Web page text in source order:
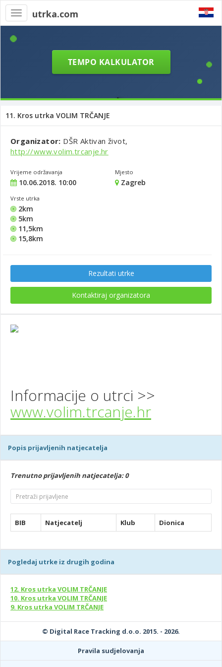
Toggle
navigation
utrka.com
11. Kros utrka VOLIM TRČANJE
Organizator: DŠR Aktivan život,
http://www.volim.trcanje.hr
Vrijeme održavanja
10.06.2018. 10:00
Mjesto
Zagreb
Vrste utrka
2km
5km
11,5km
15,8km
Rezultati utrke
Kontaktiraj organizatora
Informacije o utrci >>
www.volim.trcanje.hr
Popis prijavljenih natjecatelja
Trenutno prijavljenih natjecatelja: 0
BIB Natjecatelj Klub Dionica
Pogledaj utrke iz drugih godina
12. Kros utrka VOLIM TRČANJE
10. Kros utrka VOLIM TRČANJE
9. Kros utrka VOLIM TRČANJE
© Digital Race Tracking d.o.o. 2015. - 2026.
Pravila sudjelovanja